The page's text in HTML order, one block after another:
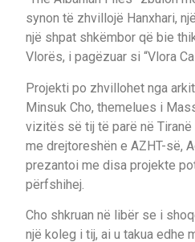
synon të zhvillojë Hanxhari,
një shpat shkëmbor që bie
Vlorës, i pagëzuar si “Vlora
Projekti po zhvillohet nga
Minsuk Cho, themelues i
vizitës së tij të parë në Tiranë
me drejtoreshën e AZHT-së,
prezantoi me disa projekte
përfshihej.
Cho shkruan në libër se i
një koleg i tij, ai u takua edhe